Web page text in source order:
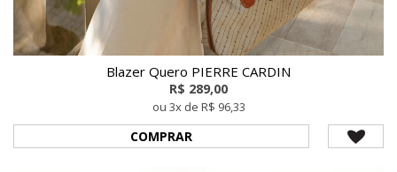
Blazer Quero PIERRE CARDIN
R$ 289,00
ou 3x de R$ 96,33
COMPRAR